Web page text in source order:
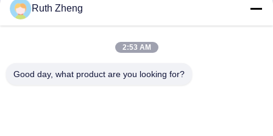
Ruth Zheng
2:53 AM
Good day, what product are you looking for?